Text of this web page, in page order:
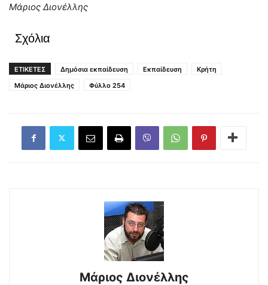
Μάριος Διονέλλης
Σχόλια
ΕΤΙΚΕΤΕΣ Δημόσια εκπαίδευση Εκπαίδευση
Κρήτη
Μάριος Διονέλλης
Φύλλο 254
Μάριος Διονέλλης